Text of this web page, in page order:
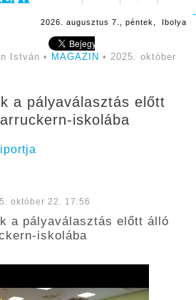
2026. augusztus 7., péntek, Ibolya
István • MAGAZIN • 2025. október
a pályaválasztás előtt
iskolába
október 22. 17:56
a pályaválasztás előtt álló
iskolába